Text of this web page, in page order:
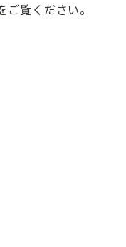
ご覧ください。